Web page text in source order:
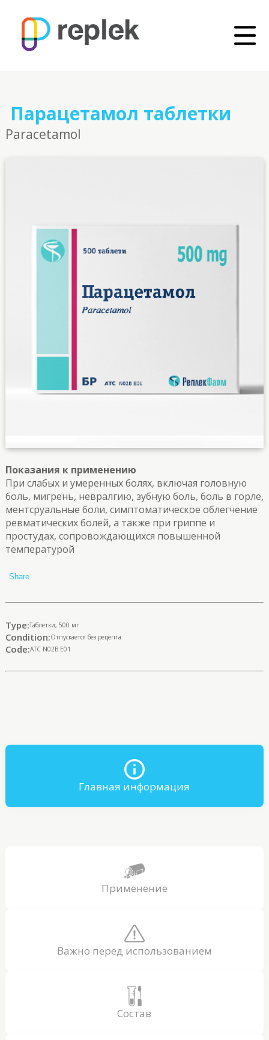
Парацетамол таблетки
Paracetamol
Показания к применению
При слабых и умеренных болях, включая головную
боль, мигрень, невралгию, зубную боль, боль в горле,
ментсруальные боли, симптоматическое облегчение
ревматических болей, а также при гриппе и
простудах, сопровождающихся повышенной
температурой
Share
Type:Таблетки, 500 мг
Condition:Отпускается без рецепта
Code:ATC N02B E01
Главная информация
Применение
Важно перед использованием
Состав